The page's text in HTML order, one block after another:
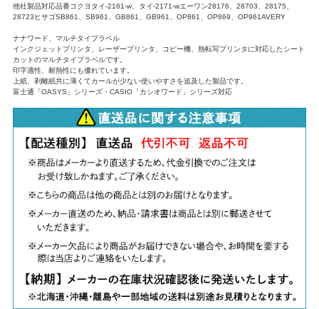
他社製品対応品番コクヨタイ-2161-w、タイ-2171-wエーワン28176、28703、28175、
28723ヒサゴSB861、SB961、GB861、GB961、OP861、OP869、OP961AVERY
ナナワード、マルチタイプラベル
インクジェットプリンタ、レーザープリンタ、コピー機、熱転写プリンタに対応したシート
カットのマルチタイプラベルです。
印字適性、耐熱性にも優れています。
上紙、剥離紙共に薄くてカールが少ない使いやすさを追及した製品です。
富士通「OASYS」シリーズ・CASIO「カシオワード」シリーズ対応